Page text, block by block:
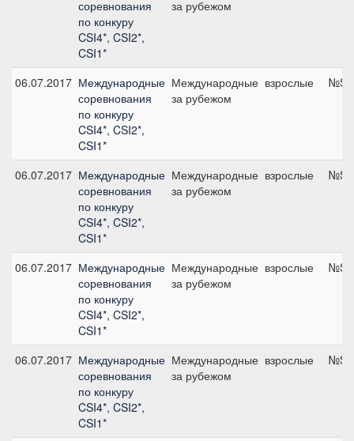
соревнования
по конкуру
CSI4*, CSI2*,
CSI1*
за рубежом
06.07.2017 Международные
соревнования
по конкуру
CSI4*, CSI2*,
CSI1*
Международные
за рубежом
взрослые
06.07.2017 Международные
соревнования
по конкуру
CSI4*, CSI2*,
CSI1*
Международные
за рубежом
взрослые
06.07.2017 Международные
соревнования
по конкуру
CSI4*, CSI2*,
CSI1*
Международные
за рубежом
взрослые
06.07.2017 Международные
соревнования
по конкуру
CSI4*, CSI2*,
CSI1*
Международные
за рубежом
взрослые